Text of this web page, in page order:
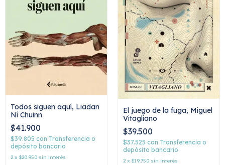
Todos siguen aquí, Liadan
Ní Chuinn
$41.900
$39.805 con Transferencia o
depósito bancario
2 x $20.950 sin interés
El juego de la fuga, Miguel
Vitagliano
$39.500
$37.525 con Transferencia o
depósito bancario
2 x $19.750 sin interés